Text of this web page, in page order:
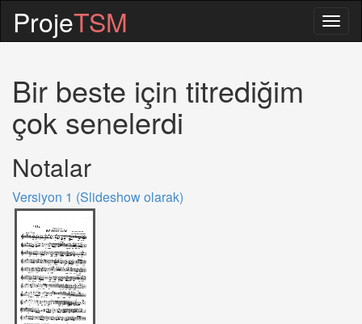
ProjeTSM
Bir beste için titrediğim
çok senelerdi
Notalar
Versiyon 1 (Slideshow olarak)